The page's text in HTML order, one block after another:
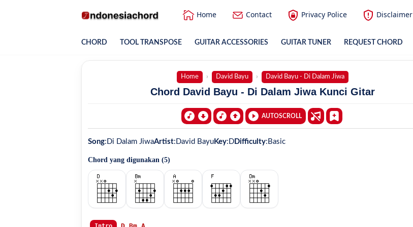
Home Contact Privacy Police Disclaimer
CHORD TOOL TRANSPOSE GUITAR ACCESSORIES GUITAR TUNER REQUEST CHORD
Home David Bayu David Bayu - Di Dalam Jiwa
Chord David Bayu - Di Dalam Jiwa Kunci Gitar
AUTOSCROLL
Song: Di Dalam JiwaArtist: David Bayu Key: D Difficulty: Basic
Chord yang digunakan (5)